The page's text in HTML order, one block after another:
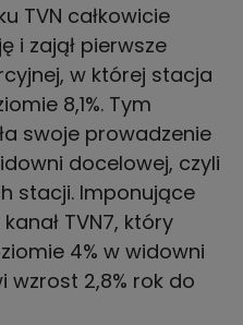
TVN całkowicie
i zajął pierwsze
w której stacja
8,1%. Tym
swoje prowadzenie
docelowej, czyli
stacji. Imponujące
TVN7, który
4% w widowni
wzrost 2,8% rok do